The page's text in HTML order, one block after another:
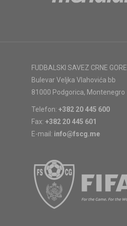
FUDBALSKI SAVEZ CRNE GORE
Bulevar Veljka Vlahovića bb
81000 Podgorica, Montenegro
Telefon: +382 20 445 600
Fax: +382 20 445 601
E-mail: info@fscg.me